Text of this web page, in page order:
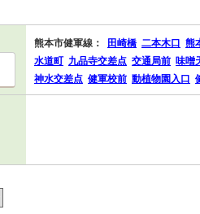
熊本市健軍線： 田崎橋 二本木口 熊
水道町 九品寺交差点 交通局前 味噌
神水交差点 健軍校前 動植物園入口